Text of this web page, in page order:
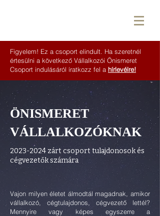
Figyelem! Ez a csoport elindult. Ha szeretnél
értesülni a következő Vállalkozói Önismeret
Csoport indulásáról íratkozz fel a hírlevélre!
ÖNISMERET
VÁLLALKOZÓKNAK
2023-2024 zárt csoport tulajdonosok és
cégvezetők számára
Vajon milyen életet álmodtál magadnak, amikor
vállalkozó, cégtulajdonos, cégvezető lettél?
Mennyire vagy képes egyszerre a